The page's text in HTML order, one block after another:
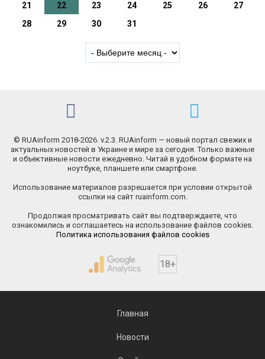
21
22 23 24 25 26
27
28
29 30 31
© RUAinform 2018-2026. v.2.3. RUAinform — новый портал свежих и
актуальных новостей в Украине и мире за сегодня. Только важные
и объективные новости ежедневно. Читай в удобном формате на
ноутбуке, планшете или смартфоне.
Использование материалов разрешается при условии открытой
ссылки на сайт ruainform.com.
Продолжая просматривать сайт вы подтверждаете, что
ознакомились и соглашаетесь на использование файлов cookies.
Политика использования файлов cookies
18+
Главная
Новости